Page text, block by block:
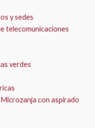
y sedes
telecomunicaciones
verdes
con aspirado